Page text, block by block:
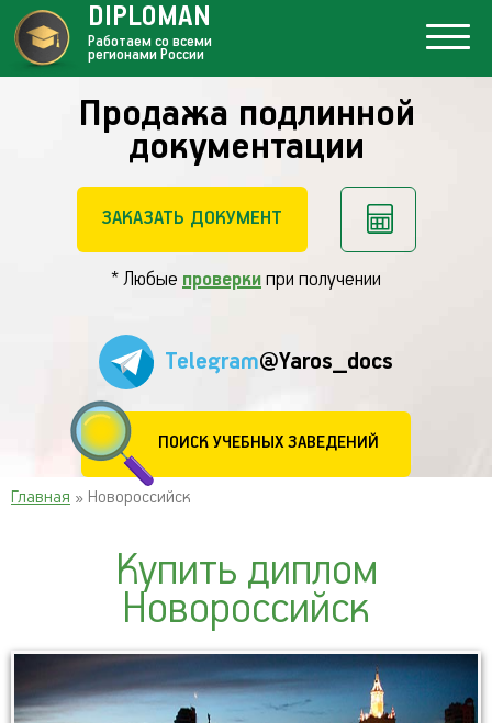
Продажа подлинной
документации
ЗАКАЗАТЬ ДОКУМЕНТ
* Любые проверки при получении
Telegram@Yaros_docs
ПОИСК УЧЕБНЫХ ЗАВЕДЕНИЙ
DIPLOMAN
Работаем со всеми
регионами России
Главная » Новороссийск
Купить диплом
Новороссийск